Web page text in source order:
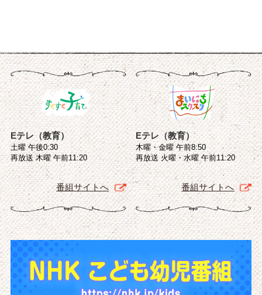
Eテレ（教育）
土曜 午後0:30
再放送 木曜 午前11:20
番組サイトへ
Eテレ（教育）
木曜・金曜 午前8:50
再放送 火曜・水曜 午前11:20
番組サイトへ